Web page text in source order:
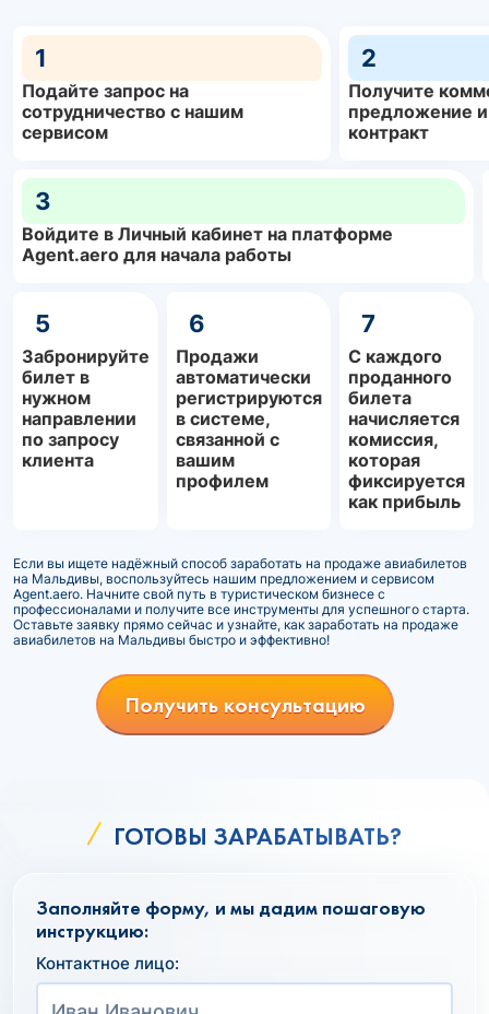
1
Подайте запрос на
сотрудничество с нашим
сервисом
2
Получите
предложение
контракт
3
Войдите в Личный кабинет на платформе
Agent.aero для начала работы
5
Забронируйте
билет в
нужном
направлении
по запросу
клиента
6
Продажи
автоматически
регистрируются
в системе,
связанной с
вашим
профилем
7
С каждого
проданного
билета
начисляется
комиссия,
которая
фиксируется
как прибыль
Если вы ищете надёжный способ заработать на продаже авиабилетов
на Мальдивы, воспользуйтесь нашим предложением и сервисом
Agent.aero. Начните свой путь в туристическом бизнесе с
профессионалами и получите все инструменты для успешного старта.
Оставьте заявку прямо сейчас и узнайте, как заработать на продаже
авиабилетов на Мальдивы быстро и эффективно!
Получить консультацию
ГОТОВЫ ЗАРАБАТЫВАТЬ?
Заполняйте форму, и мы дадим пошаговую
инструкцию:
Контактное лицо: